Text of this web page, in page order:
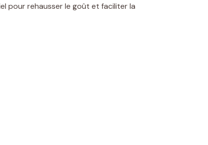
pour rehausser le goût et faciliter la